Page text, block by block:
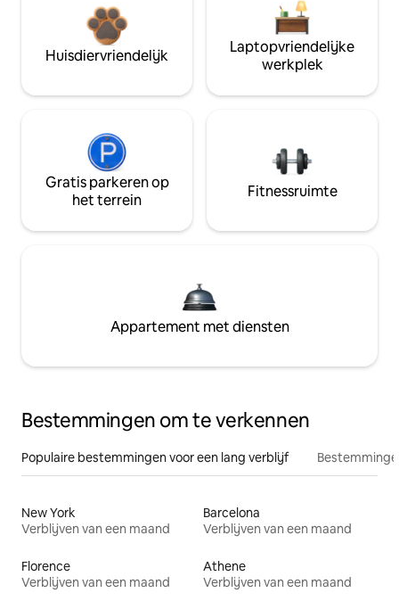
Huisdiervriendelijk
Laptopvriendelijke
werkplek
Gratis parkeren op
het terrein
Fitnessruimte
Appartement met diensten
Bestemmingen om te verkennen
Populaire bestemmingen voor een lang verblijf
New York
Verblijven van een maand
Barcelona
Verblijven van een maand
Florence
Verblijven van een maand
Athene
Verblijven van een maand